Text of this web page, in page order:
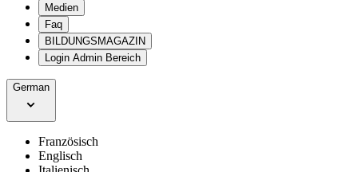
Medien
Faq
BILDUNGSMAGAZIN
Login Admin Bereich
German
Französisch
Englisch